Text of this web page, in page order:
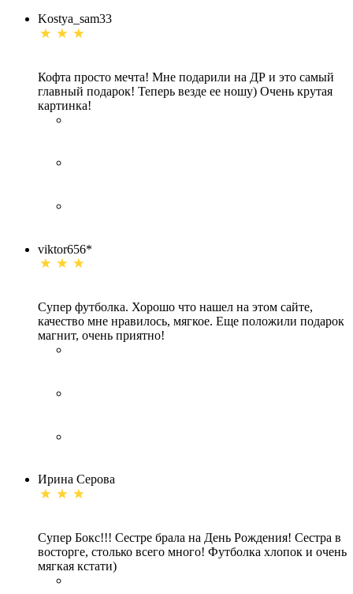
Kostya_sam33
Кофта просто мечта! Мне подарили на ДР и это самый
главный подарок! Теперь везде ее ношу) Очень крутая
картинка!
viktor656*
Супер футболка. Хорошо что нашел на этом сайте,
качество мне нравилось, мягкое. Еще положили подарок
магнит, очень приятно!
Ирина Серова
Супер Бокс!!! Сестре брала на День Рождения! Сестра в
восторге, столько всего много! Футболка хлопок и очень
мягкая кстати)